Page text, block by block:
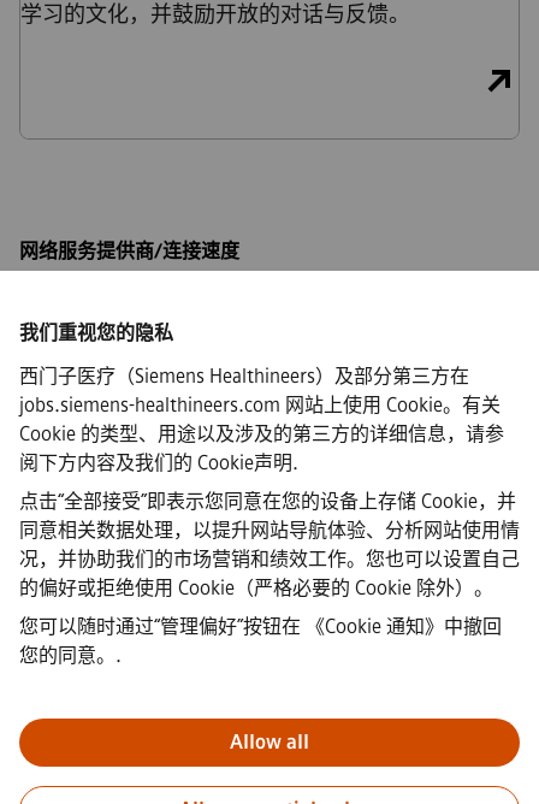
我们重视您的隐私
西门子医疗（Siemens Healthineers）及部分第三方在
jobs.siemens-healthineers.com 网站上使用 Cookie。有关
Cookie 的类型、用途以及涉及的第三方的详细信息，请参
阅下方内容及我们的 Cookie声明.
点击“全部接受”即表示您同意在您的设备上存储 Cookie，并
同意相关数据处理，以提升网站导航体验、分析网站使用情
况，并协助我们的市场营销和绩效工作。您也可以设置自己
的偏好或拒绝使用 Cookie（严格必要的 Cookie 除外）。
您可以随时通过“管理偏好”按钮在
《Cookie 通知》中撤回
您的同意。 .
Allow all
学习的文化，并鼓励开放的对话与反馈。
网络服务提供商/连接速度
Siemens Healthineers AG © 2026
常见问题
·
企业信息
·
隐私声明
·
Cookie声明链接
·
·